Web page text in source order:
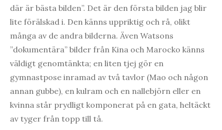
där är bästa bilden”. Det är den första bilden jag blir
lite förälskad i. Den känns uppriktig och rå, olikt
många av de andra bilderna. Även Watsons
”dokumentära” bilder från Kina och Marocko känns
väldigt genomtänkta; en liten tjej gör en
gymnastpose inramad av två tavlor (Mao och någon
annan gubbe), en kulram och en nallebjörn eller en
kvinna står prydligt komponerat på en gata, heltäckt
av tyger från topp till tå.